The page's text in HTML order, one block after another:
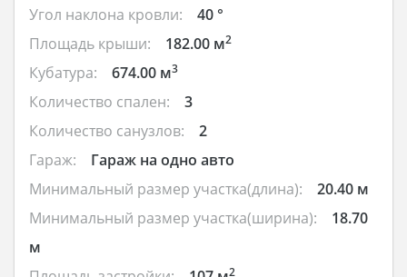
Угол наклона кровли:
40 °
Площадь крыши:
182.00 м2
Кубатура: 674.00 м3
Количество спален:
3
Количество санузлов:
2
Гараж:
Гараж на одно авто
Минимальный размер участка(длина):
20.40 м
Минимальный размер участка(ширина):
18.70
м
2